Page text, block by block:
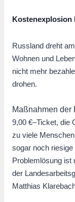
Kostenexplosion
Russland dreht
Wohnen und
nicht mehr
drohen.
Maßnahmen der
9,00 €–Ticket, die
zu viele
sogar noch
Probleml ösung ist
der
Matthias